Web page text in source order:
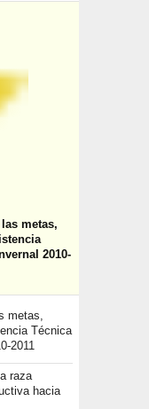
metas,
2010-
metas,
Técnica
2011
raza
hacia